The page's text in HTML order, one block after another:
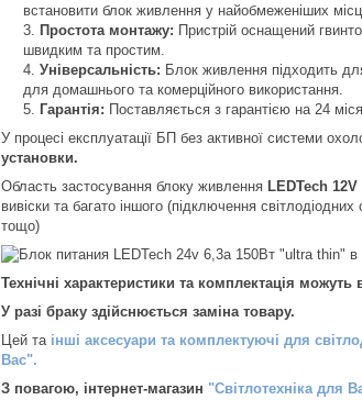
встановити блок живлення у найобмеженіших
Простота монтажу: Пристрій оснащений
швидким та простим.
Універсальність: Блок живлення підходить
для домашнього та комерційного використання.
Гарантія: Поставляється з гарантією на 24
У процесі експлуатації БП без активної системи
установки.
Область застосування блоку живлення LEDTech
вивіски та багато іншого (підключення
тощо)
Технічні характеристики та комплектація можуть
У разі браку здійснюється заміна товару.
Цей та інші аксесуари та комплектуючі для
Вас".
З повагою, інтернет-магазин "Світлотехніка для